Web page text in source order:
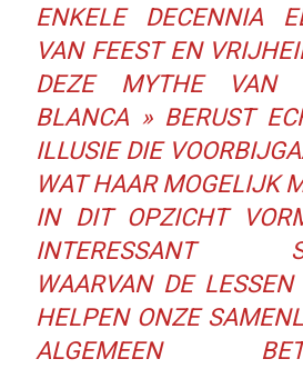
ENKELE DECENNIA
VAN FEEST EN
DEZE MYTHE
BLANCA » BERUST
ILLUSIE DIE
WAT HAAR MOGELIJK
IN DIT OPZICHT
INTERESSANT
WAARVAN DE
HELPEN ONZE
ALGEMEEN